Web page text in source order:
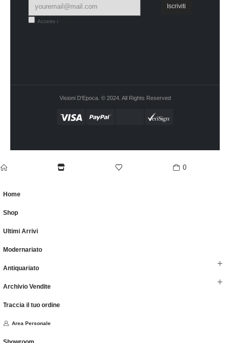
Accetto i
Visioni D'Epoca. © 2024. All Rights Reserved
0
Home
Shop
Ultimi Arrivi
Modernariato
Antiquariato
Archivio Vendite
Traccia il tuo ordine
Area Personale